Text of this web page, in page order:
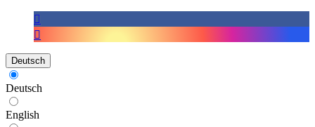
Deutsch
Deutsch
English